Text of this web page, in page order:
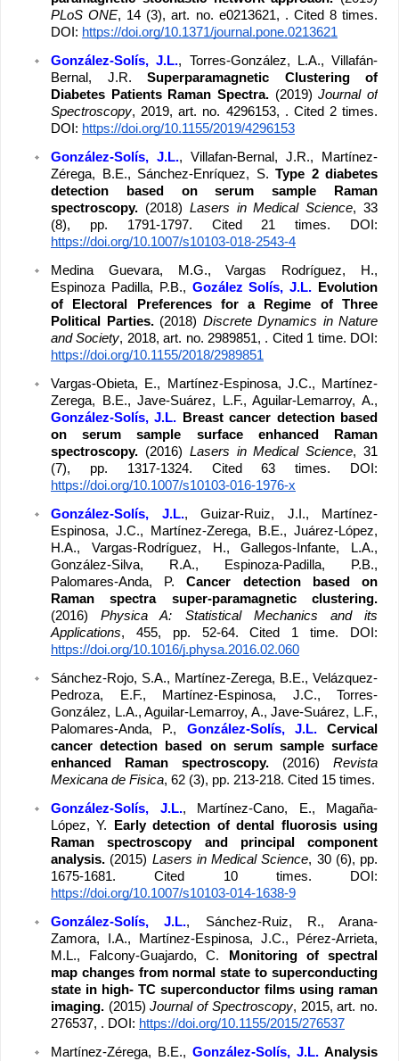
PLoS ONE, 14 (3), art. no. e0213621, . Cited 8 times.
DOI: https://doi.org/10.1371/journal.pone.0213621
González-Solís, J.L., Torres-González, L.A., Villafán-
Bernal, J.R. Superparamagnetic Clustering of
Diabetes Patients Raman Spectra. (2019) Journal of
Spectroscopy, 2019, art. no. 4296153, . Cited 2 times.
DOI: https://doi.org/10.1155/2019/4296153
González-Solís, J.L., Villafan-Bernal, J.R., Martínez-
Zérega, B.E., Sánchez-Enríquez, S. Type 2 diabetes
detection based on serum sample Raman
spectroscopy. (2018) Lasers in Medical Science, 33
https://doi.org/10.1007/s10103-018-2543-4
Medina Guevara, M.G., Vargas Rodríguez, H.,
Espinoza Padilla, P.B., Gozález Solís, J.L.
Evolution
of Electoral Preferences for a Regime of Three
Political Parties. (2018) Discrete Dynamics in Nature
and Society
https://doi.org/10.1155/2018/2989851
Vargas-Obieta, E., Martínez-Espinosa, J.C., Martínez-
Zerega, B.E., Jave-Suárez, L.F., Aguilar-Lemarroy, A.,
González-Solís, J.L.
Breast cancer detection based
on serum sample surface enhanced Raman
spectroscopy. (2016) Lasers in Medical Science, 31
https://doi.org/10.1007/s10103-016-1976-x
González-Solís, J.L., Guizar-Ruiz, J.I., Martínez-
Espinosa, J.C., Martínez-Zerega, B.E., Juárez-López,
H.A., Vargas-Rodríguez, H., Gallegos-Infante, L.A.,
González-Silva, R.A., Espinoza-Padilla, P.B.,
Palomares-Anda, P. Cancer detection based on
(2016) Physica A: Statistical Mechanics and its
Applications
https://doi.org/10.1016/j.physa.2016.02.060
Sánchez-Rojo, S.A., Martínez-Zerega, B.E., Velázquez-
Pedroza, E.F., Martínez-Espinosa, J.C., Torres-
González, L.A., Aguilar-Lemarroy, A., Jave-Suárez, L.F.,
Palomares-Anda, P., González-Solís, J.L.
Cervical
cancer detection based on serum sample surface
enhanced Raman spectroscopy. (2016) Revista
Mexicana de Fisica, 62 (3), pp. 213-218. Cited 15 times.
González-Solís, J.L., Martínez-Cano, E., Magaña-
López, Y.
Early detection of dental fluorosis using
Raman spectroscopy and principal component
analysis. (2015) Lasers in Medical Science, 30 (6), pp.
https://doi.org/10.1007/s10103-014-1638-9
González-Solís, J.L., Sánchez-Ruiz, R., Arana-
Zamora, I.A., Martínez-Espinosa, J.C., Pérez-Arrieta,
M.L., Falcony-Guajardo, C.
Monitoring of spectral
map changes from normal state to superconducting
state in high- TC superconductor films using raman
imaging. (2015) Journal of Spectroscopy, 2015, art. no.
276537, . DOI: https://doi.org/10.1155/2015/276537
Martínez-Zérega, B.E., González-Solís, J.L. Analysis